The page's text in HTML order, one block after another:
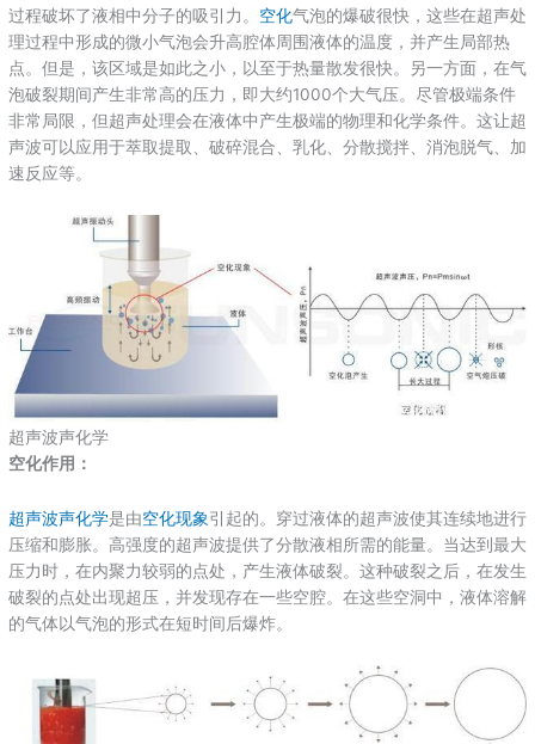
过程破坏了液相中分子的吸引力。 空化气泡的爆破很快，这些在超声处
理过程中形成的微小气泡会升高腔体周围液体的温度，并产生局部热
点。但是，该区域是如此之小，以至于热量散发很快。另一方面，在气
泡破裂期间产生非常高的压力，即大约1000个大气压。尽管极端条件
非常局限，但超声处理会在液体中产生极端的物理和化学条件。这让超
声波可以应用于萃取提取、破碎混合、乳化、分散搅拌、消泡脱气、加
速反应等。
超声波声化学
空化作用：
超声波声化学是由空化现象引起的。穿过液体的超声波使其连续地进行
压缩和膨胀。高强度的超声波提供了分散液相所需的能量。当达到最大
压力时，在内聚力较弱的点处，产生液体破裂。这种破裂之后，在发生
破裂的点处出现超压，并发现存在一些空腔。在这些空洞中，液体溶解
的气体以气泡的形式在短时间后爆炸。